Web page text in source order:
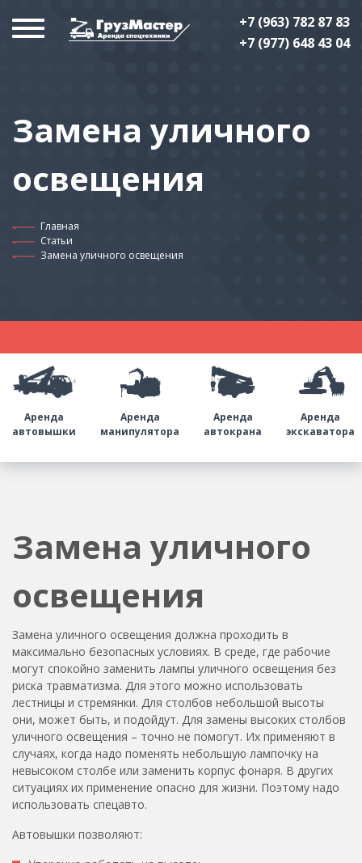
+7 (963) 782 87 83
+7 (977) 648 43 04
Замена уличного
освещения
Главная
Статьи
Замена уличного освещения
Аренда
автовышки
Аренда
манипулятора
Аренда
автокрана
Аренда
экскаватора
Замена уличного
освещения
Замена уличного освещения должна проходить в
максимально безопасных условиях. В среде, где рабочие
могут спокойно заменить лампы уличного освещения без
риска травматизма. Для этого можно использовать
лестницы и стремянки. Для столбов небольшой высоты
они, может быть, и подойдут. Для замены высоких столбов
уличного освещения – точно не помогут. Их применяют в
случаях, когда надо поменять небольшую лампочку на
невысоком столбе или заменить корпус фонаря. В других
ситуациях их применение опасно для жизни. Поэтому надо
использовать спецавто.
Автовышки позволяют: